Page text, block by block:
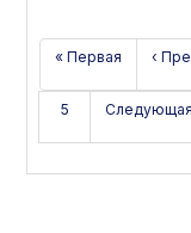
« Первая ‹
5 Следующая